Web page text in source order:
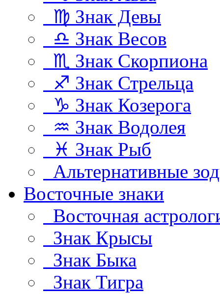
♍ Знак Девы
♎ Знак Весов
♏ Знак Скорпиона
♐ Знак Стрельца
♑ Знак Козерога
♒ Знак Водолея
♓ Знак Рыб
Альтернативные
Восточные знаки
Восточная
Знак Крысы
Знак Быка
Знак Тигра